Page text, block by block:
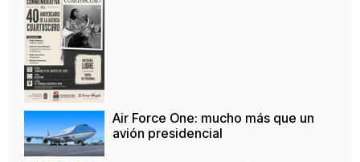
Air Force One: mucho más que un
avión presidencial